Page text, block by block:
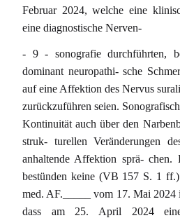
Februar 2024, welche eine
eine diagnostische Nerven-
- 9 - sonografie durchführten,
dominant neuropathi- sche
auf eine Affektion des Nervus
zurückzuführen seien.
Kontinuität auch über den
struk- turellen Veränderungen
anhaltende Affektion sprä-
bestünden keine (VB 157 S. 1
med. AF._____ vom 17. Mai 2024
dass am 25. April 2024 eine